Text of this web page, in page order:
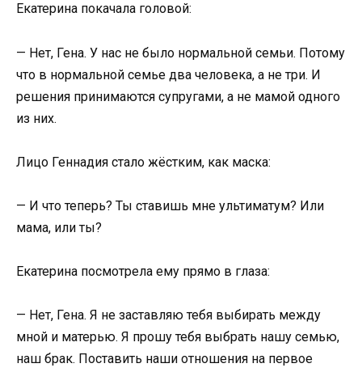
Екатерина покачала головой:
— Нет, Гена. У нас не было нормальной семьи. Потому
что в нормальной семье два человека, а не три. И
решения принимаются супругами, а не мамой одного
из них.
Лицо Геннадия стало жёстким, как маска:
— И что теперь? Ты ставишь мне ультиматум? Или
мама, или ты?
Екатерина посмотрела ему прямо в глаза:
— Нет, Гена. Я не заставляю тебя выбирать между
мной и матерью. Я прошу тебя выбрать нашу семью,
наш брак. Поставить наши отношения на первое